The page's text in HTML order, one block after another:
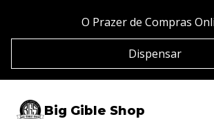
Conteúdo
O Prazer de Compras
Dispensar
Big Gible Shop